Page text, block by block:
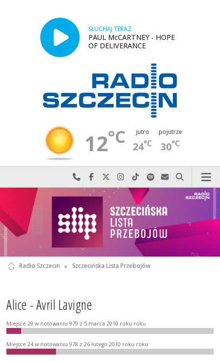
SŁUCHAJ TERAZ
PAUL McCARTNEY - HOPE
OF DELIVERANCE
12°C jutro
24°C
pojutrze
30°C
Najlepiej po prostu do nas zadzwoń
Odwiedź nas na Facebook-u
Odwiedź nas na X
Odwiedź nas na Instagram-ie
Odwiedź nas na TikTok-u
Szukaj nas na Spotify
Wyślij do nas
Szukaj
Radio Szczecin » Szczecińska Lista Przebojów
Alice - Avril Lavigne
Miejsce 29 w notowaniu 979 z 5 marca 2010 roku roku
Miejsce 24 w notowaniu 978 z 26 lutego 2010 roku roku